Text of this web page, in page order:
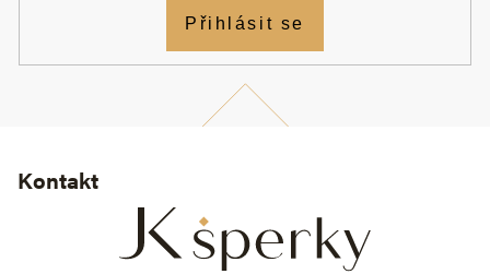
Kontakt
Přihlásit se